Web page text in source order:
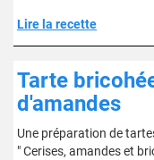
Lire la recette
Tarte
d'amandes
Une préparation de
" Cerises, amandes et